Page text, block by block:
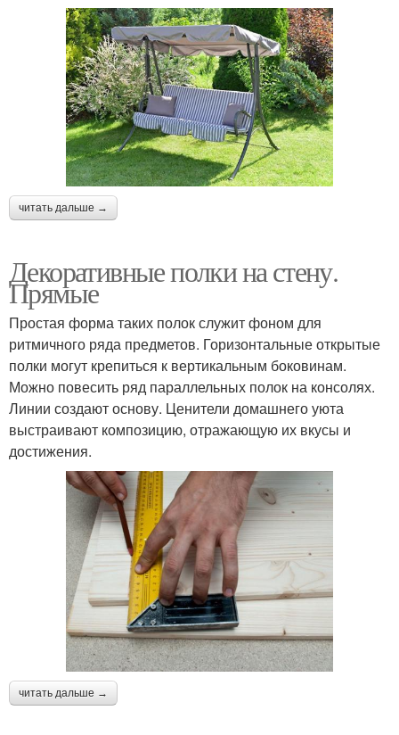
читать дальше →
Декоративные полки на стену.
Прямые
Простая форма таких полок служит фоном для
ритмичного ряда предметов. Горизонтальные открытые
полки могут крепиться к вертикальным боковинам.
Можно повесить ряд параллельных полок на консолях.
Линии создают основу. Ценители домашнего уюта
выстраивают композицию, отражающую их вкусы и
достижения.
читать дальше →